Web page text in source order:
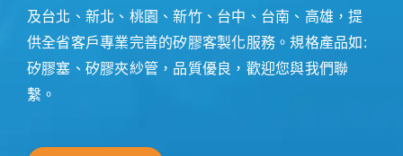
及台北、新北、桃園、新竹、台中、台南、高雄，提
供全省客戶專業完善的矽膠客製化服務。規格產品如:
矽膠塞、矽膠夾紗管，品質優良，歡迎您與我們聯
繫。